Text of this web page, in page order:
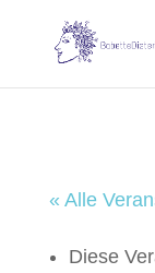
« Alle
Diese